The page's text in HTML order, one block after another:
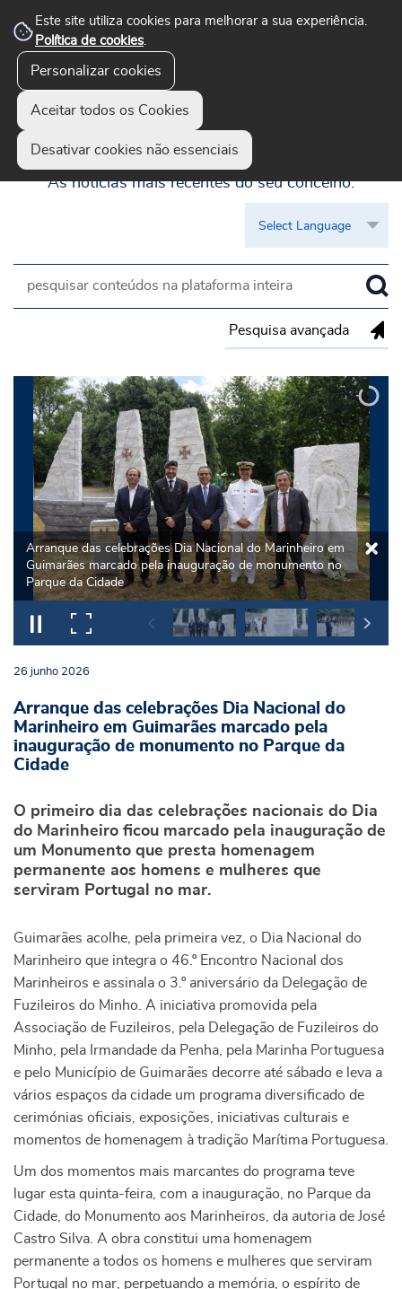
Este site utiliza cookies para melhorar a sua experiência.
Política de cookies.
Personalizar cookies
Aceitar todos os Cookies
Desativar cookies não essenciais
Pesquisa avançada
Guimarães Visível
As notícias mais recentes do seu concelho.
Arranque das celebrações Dia Nacional do Marinheiro em
Guimarães marcado pela inauguração de monumento no
Parque da Cidade
26 junho 2026
Arranque das celebrações Dia Nacional do
Marinheiro em Guimarães marcado pela
inauguração de monumento no Parque da
Cidade
O primeiro dia das celebrações nacionais do Dia
do Marinheiro ficou marcado pela inauguração de
um Monumento que presta homenagem
permanente aos homens e mulheres que
serviram Portugal no mar.
Guimarães acolhe, pela primeira vez, o Dia Nacional do
Marinheiro que integra o 46.º Encontro Nacional dos
Marinheiros e assinala o 3.º aniversário da Delegação de
Fuzileiros do Minho. A iniciativa promovida pela
Associação de Fuzileiros, pela Delegação de Fuzileiros do
Minho, pela Irmandade da Penha, pela Marinha Portuguesa
e pelo Município de Guimarães decorre até sábado e leva a
vários espaços da cidade um programa diversificado de
cerimónias oficiais, exposições, iniciativas culturais e
momentos de homenagem à tradição Marítima Portuguesa.
Um dos momentos mais marcantes do programa teve
lugar esta quinta-feira, com a inauguração, no Parque da
Cidade, do Monumento aos Marinheiros, da autoria de José
Castro Silva. A obra constitui uma homenagem
permanente a todos os homens e mulheres que serviram
Portugal no mar, perpetuando a memória, o espírito de